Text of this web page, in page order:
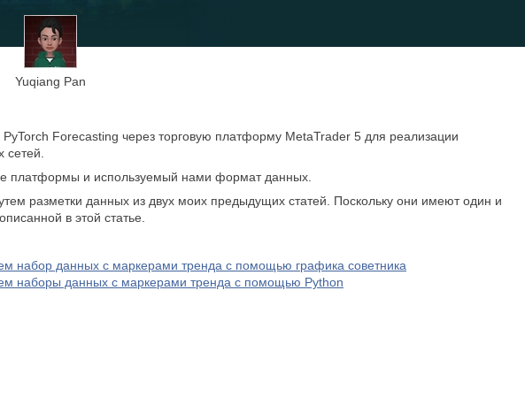
Yuqiang Pan
Forecasting через торговую платформу MetaTrader 5 для реализации
платформы и используемый нами формат данных.
разметки данных из двух моих предыдущих статей. Поскольку они имеют один и
в этой статье.
набор данных с маркерами тренда с помощью графика советника
наборы данных с маркерами тренда с помощью Python